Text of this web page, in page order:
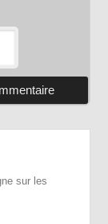
sur les